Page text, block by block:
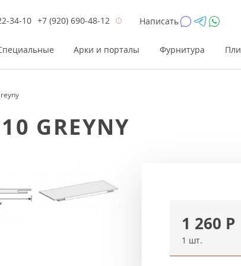
34-10 +7 (920) 690-48-12 Написать
до 26 200Р
до 17 800Р
Арки и порталы Фурнитура
GREYNY
1 260 Р
1 шт.